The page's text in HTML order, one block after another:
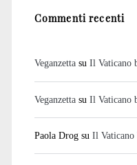
Commenti recenti
Veganzettasu Il Vaticano
Veganzettasu Il Vaticano
Paola Drogsu Il Vaticano